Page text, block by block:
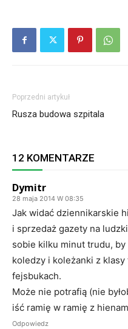
Poprzedni artykuł
Rusza budowa szpitala
12 KOMENTARZE
Dymitr
28 maja 2014 W 08:35
Jak widać dziennikarskie
i sprzedaż gazety na
sobie kilku minut trudu, by
koledzy i koleżanki z klasy
fejsbukach.
Może nie potrafią (nie
iść ramię w ramię z
Odpowiedz